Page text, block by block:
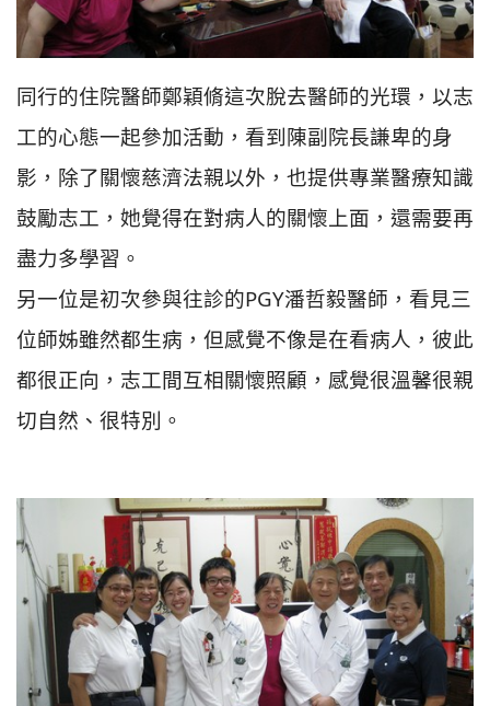
同行的住院醫師鄭穎脩這次脫去醫師的光環，以志
工的心態一起參加活動，看到陳副院長謙卑的身
影，除了關懷慈濟法親以外，也提供專業醫療知識
鼓勵志工，她覺得在對病人的關懷上面，還需要再
盡力多學習。
另一位是初次參與往診的PGY潘哲毅醫師，看見三
位師姊雖然都生病，但感覺不像是在看病人，彼此
都很正向，志工間互相關懷照顧，感覺很溫馨很親
切自然、很特別。